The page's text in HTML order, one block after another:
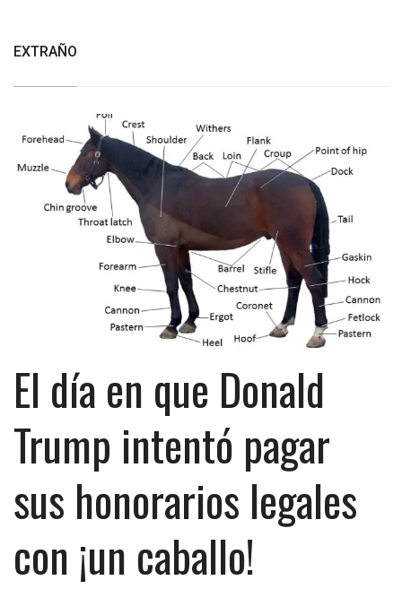
EXTRAÑO
El día en que Donald
Trump intentó pagar
sus honorarios legales
con ¡un caballo!